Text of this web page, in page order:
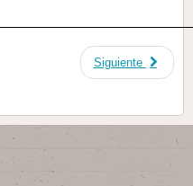
Siguiente